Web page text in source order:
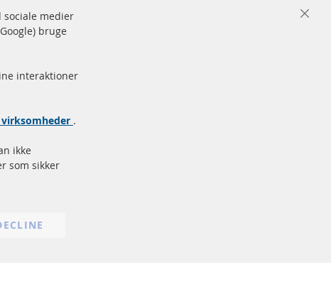
og
Close
medier
bruge
interaktioner
.
ikke
som sikker